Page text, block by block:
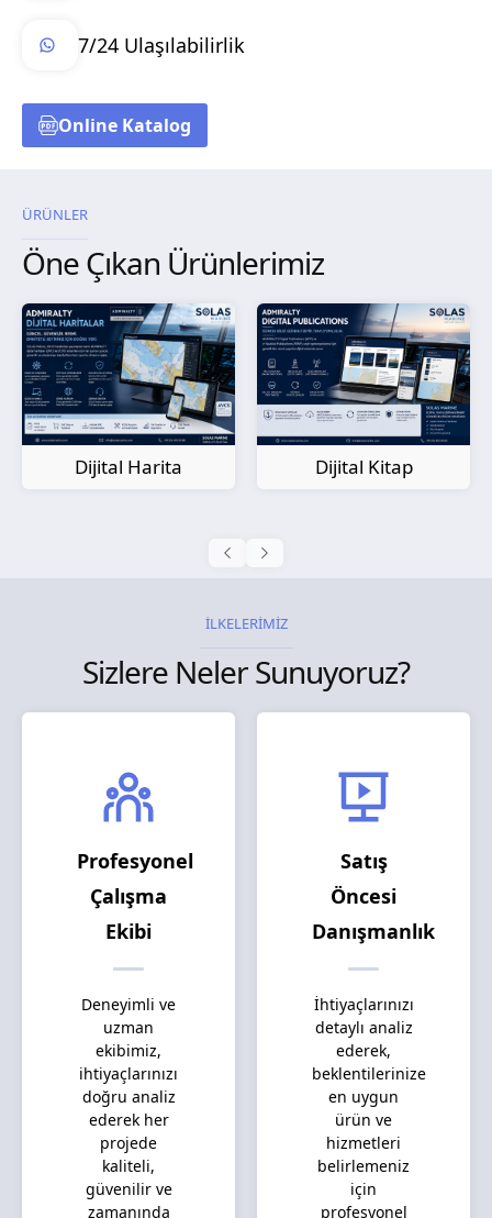
7/24 Ulaşılabilirlik
Online Katalog
ÜRÜNLER
Öne Çıkan Ürünlerimiz
Dijital Kitap
Kağıt Harita
İLKELERİMİZ
Sizlere Neler Sunuyoruz?
Profesyonel
Çalışma
Ekibi
Deneyimli ve
uzman
ekibimiz,
ihtiyaçlarınızı
doğru analiz
ederek her
projede
kaliteli,
güvenilir ve
zamanında
Satış
Öncesi
Danışmanlık
İhtiyaçlarınızı
detaylı analiz
ederek,
beklentilerinize
en uygun
ürün ve
hizmetleri
belirlemeniz
için
profesyonel